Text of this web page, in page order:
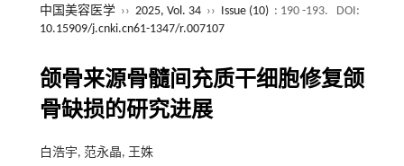
中国美容医学 ›› 2025, Vol. 34 ›› Issue (10) : 190 -193.
DOI:
10.15909/j.cnki.cn61-1347/r.007107
颌骨来源骨髓间充质干细胞修复颌
骨缺损的研究进展
白浩宇, 范永晶, 王姝